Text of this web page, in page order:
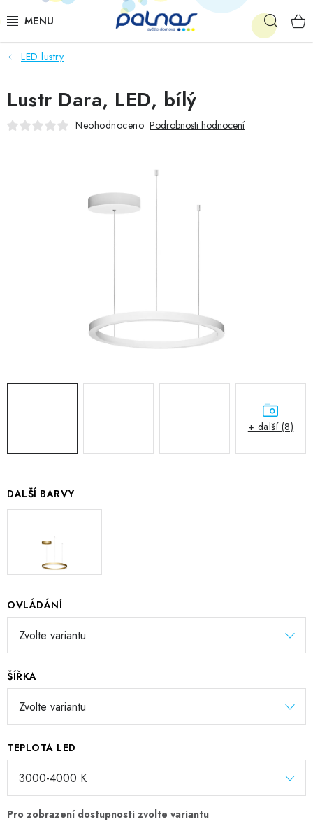
na
OSVĚTLENÍ INTERIÉRU
LED
VENKOVNÍ OSVĚTLENÍ
LED lustry
DALŠÍ BARVY
OVLÁDÁNÍ
ŠÍŘKA
TEPLOTA LED
Lustr Dara, LED, bílý
Neohodnoceno Podrobnosti hodnocení
+ další (8)